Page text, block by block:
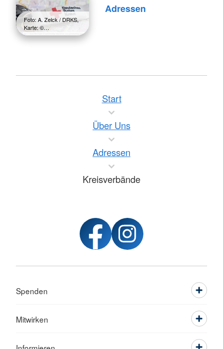
Foto: A. Zelck / DRKS,
Karte: ©…
Adressen
Start
Über Uns
Adressen
Kreisverbände
Spenden
Mitwirken